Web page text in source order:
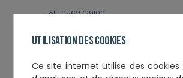
Utilisation des cookies
Ce site internet utilise des cookies
Tél. :0562729100
Email :celine.montergoux@fidal.com